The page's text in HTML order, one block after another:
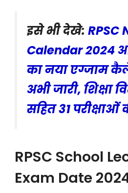
इसे भी देखे: RPSC
Calendar 2024
का नया एग्जाम
अभी जारी, शिक्षा
सहित 31 परीक्षाओं
RPSC School
Exam Date